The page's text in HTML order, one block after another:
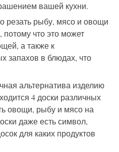
вашей кухни.
резать рыбу, мясо и овощи
потому что это может
а также к
запахов в блюдах, что
альтернатива изделию
4 доски различных
овощи, рыбу и мясо на
даже есть символ,
для каких продуктов